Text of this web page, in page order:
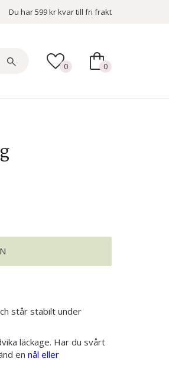
Du har599 krkvar till fri frakt
0 0
står stabilt under
läckage. Har du svårt
en nål eller